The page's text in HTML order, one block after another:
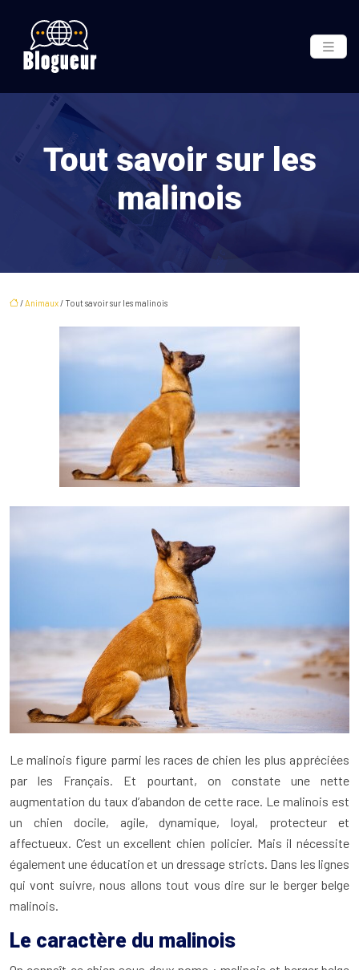
Tout savoir sur les
malinois
/Animaux/ Tout savoir sur les malinois
Le malinois figure parmi les races de chien les plus appréciées
par les Français. Et pourtant, on constate une nette
augmentation du taux d’abandon de cette race. Le malinois est
un chien docile, agile, dynamique, loyal, protecteur et
affectueux. C’est un excellent chien policier. Mais il nécessite
également une éducation et un dressage stricts. Dans les lignes
qui vont suivre, nous allons tout vous dire sur le berger belge
malinois.
Le caractère du malinois